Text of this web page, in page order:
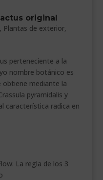
original
, Plantas de exterior,
perteneciente a la
nombre botánico es
obtiene mediante la
pyramidalis y
característica radica en
La regla de los 3